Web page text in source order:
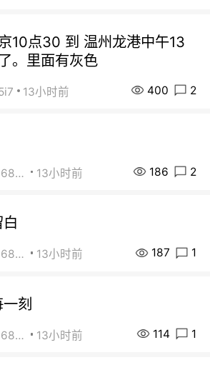
10点30 到 温州龙港中午13
。里面有灰色
13小时前 400 2
街友49168527 13小时前 186 2
街友49168527 13小时前 187 1
刻
街友49168527 13小时前 114 1